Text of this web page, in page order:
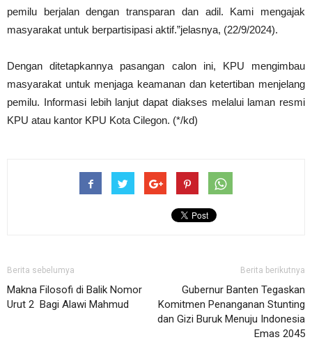
pemilu berjalan dengan transparan dan adil. Kami mengajak
masyarakat untuk berpartisipasi aktif.”jelasnya, (22/9/2024).
Dengan ditetapkannya pasangan calon ini, KPU mengimbau
masyarakat untuk menjaga keamanan dan ketertiban menjelang
pemilu. Informasi lebih lanjut dapat diakses melalui laman resmi
KPU atau kantor KPU Kota Cilegon. (*/kd)
Berita sebelumya
Makna Filosofi di Balik Nomor
Urut 2 Bagi Alawi Mahmud
Berita berikutnya
Gubernur Banten Tegaskan
Komitmen Penanganan Stunting
dan Gizi Buruk Menuju Indonesia
Emas 2045